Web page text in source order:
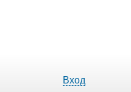
Вход